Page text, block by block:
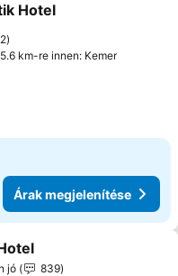
a kedvencekhez
Hotel
km-re innen: Kemer
Árak megjelenítése
a kedvencekhez
jó
839